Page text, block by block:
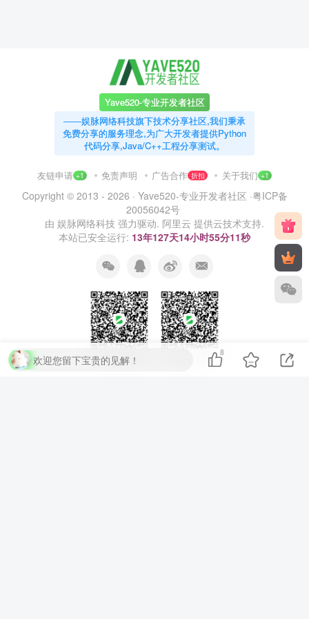
Yave520-专业开发者社区
——娱脉网络科技旗下技术分享社区,我们秉承
免费分享的服务理念,为广大开发者提供Python
代码分享,Java/C++工程分享测试。
友链申请 +1 免责声明 广告合作 折扣 关于我们 +1
Copyright © 2013 - 2026 · Yave520-专业开发者社区 ·粤ICP备
20056042号
由 娱脉网络科技 强力驱动. 阿里云 提供云技术支持.
本站已安全运行: 13年127天14小时55分11秒
扫码加QQ群 扫码加微信
欢迎您留下宝贵的见解！
8